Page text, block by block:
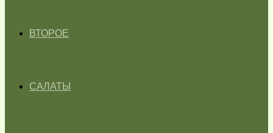
ВТОРОЕ
САЛАТЫ